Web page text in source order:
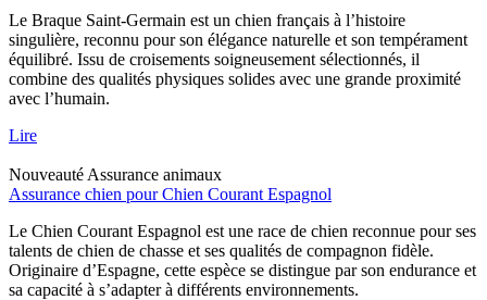
Le Braque Saint-Germain est un chien français à l’histoire
singulière, reconnu pour son élégance naturelle et son tempérament
équilibré. Issu de croisements soigneusement sélectionnés, il
combine des qualités physiques solides avec une grande proximité
avec l’humain.
Lire
Nouveauté Assurance animaux
Assurance chien pour Chien Courant Espagnol
Le Chien Courant Espagnol est une race de chien reconnue pour ses
talents de chien de chasse et ses qualités de compagnon fidèle.
Originaire d’Espagne, cette espèce se distingue par son endurance et
sa capacité à s’adapter à différents environnements.